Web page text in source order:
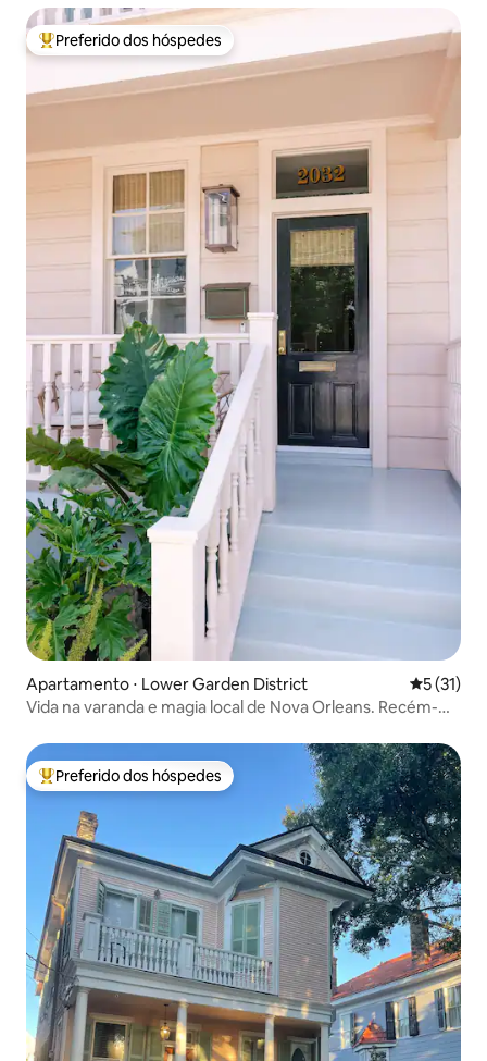
Entre os melhores preferidos dos hóspedes
Preferido dos hóspedes
Apartamento ⋅ Lower Garden District 5 de uma
5 (31)
Vida na varanda e magia local de Nova Orleans. Recém-
Entre os melhores preferidos dos hóspedes
Preferido dos hóspedes